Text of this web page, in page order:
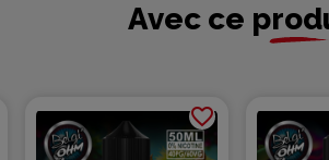
Avec ce
favorite_border